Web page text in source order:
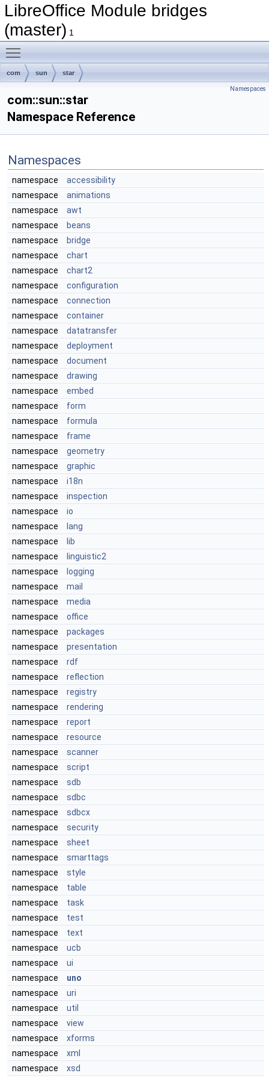
LibreOffice Module bridges
(master) 1
com sun star
Namespaces
com::sun::star
Namespace Reference
Namespaces
namespace
accessibility
namespace
animations
namespace
awt
namespace
beans
namespace
bridge
namespace
chart
namespace
chart2
namespace
configuration
namespace
connection
namespace
container
namespace
datatransfer
namespace
deployment
namespace
document
namespace
drawing
namespace
embed
namespace
form
namespace
formula
namespace
frame
namespace
geometry
namespace
graphic
namespace
i18n
namespace
inspection
namespace
io
namespace
lang
namespace
lib
namespace
linguistic2
namespace
logging
namespace
mail
namespace
media
namespace
office
namespace
packages
namespace
presentation
namespace
rdf
namespace
reflection
namespace
registry
namespace
rendering
namespace
report
namespace
resource
namespace
scanner
namespace
script
namespace
sdb
namespace
sdbc
namespace
sdbcx
namespace
security
namespace
sheet
namespace
smarttags
namespace
style
namespace
table
namespace
task
namespace
test
namespace
text
namespace
ucb
namespace
ui
namespace
uno
namespace
uri
namespace
util
namespace
view
namespace
xforms
namespace
xml
namespace
xsd